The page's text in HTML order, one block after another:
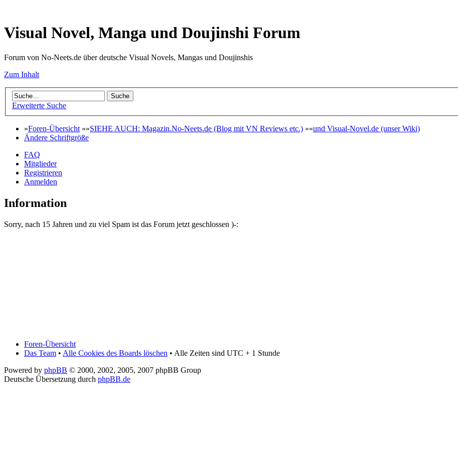
Visual Novel, Manga und Doujinshi Forum
Forum von No-Neets.de über deutsche Visual Novels, Mangas und Doujinshis
Zum Inhalt
Erweiterte Suche
»Foren-Übersicht»»SIEHE AUCH: Magazin.No-Neets.de (Blog mit VN Reviews etc.) »»und Visual-Novel.de (unser Wiki)
Ändere Schriftgröße
FAQ
Mitglieder
Registrieren
Anmelden
Information
Sorry, nach 15 Jahren und zu viel Spam ist das Forum jetzt geschlossen )-:
Foren-Übersicht
Das Team • Alle Cookies des Boards löschen • Alle Zeiten sind UTC + 1 Stunde
Powered by phpBB © 2000, 2002, 2005, 2007 phpBB Group
Deutsche Übersetzung durch phpBB.de